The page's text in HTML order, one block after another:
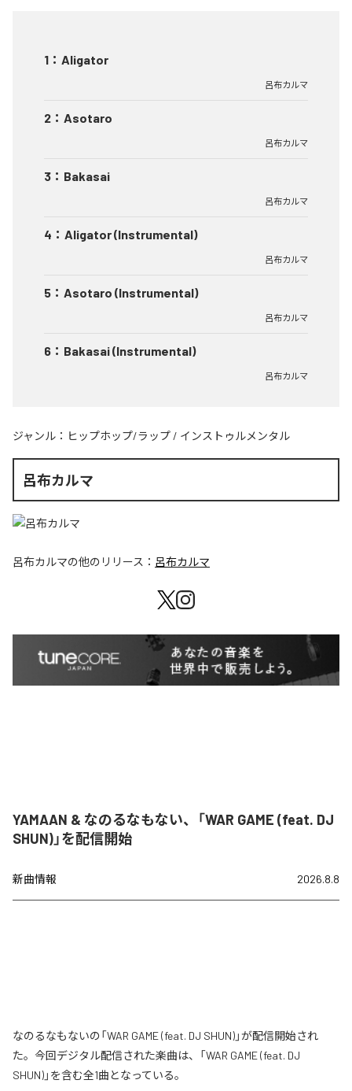
1 ： Aligator
呂布カルマ
2 ： Asotaro
呂布カルマ
3 ： Bakasai
呂布カルマ
4 ： Aligator (Instrumental)
呂布カルマ
5 ： Asotaro (Instrumental)
呂布カルマ
6 ： Bakasai (Instrumental)
呂布カルマ
ジャンル： ヒップホップ/ラップ / インストゥルメンタル
呂布カルマ
呂布カルマの他のリリース： 呂布カルマ
YAMAAN & なのるなもない、「WAR GAME (feat. DJ
SHUN)」を配信開始
新曲情報 2026.8.8
なのるなもないの「WAR GAME (feat. DJ SHUN)」が配信開始され
た。今回デジタル配信された楽曲は、「WAR GAME (feat. DJ
SHUN)」を含む全1曲となっている。